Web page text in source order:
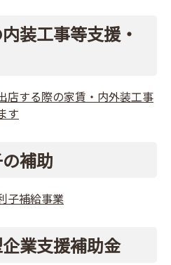
装工事等支援・
店する際の家賃・内外装工事
す
補助
子補給事業
業支援補助金